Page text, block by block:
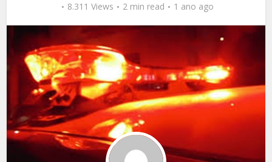
8.311 Views
2 min read 1 ano ago